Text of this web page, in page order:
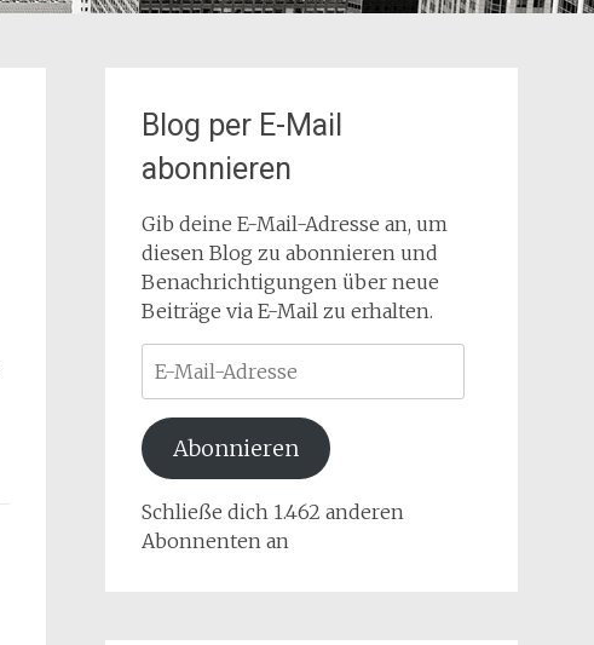
Blog per E-Mail
abonnieren
Gib deine E-Mail-Adresse an, um
diesen Blog zu abonnieren und
Benachrichtigungen über neue
Beiträge via E-Mail zu erhalten.
Mail-
Adresse
Abonnieren
Schließe dich 1.462 anderen
Abonnenten an